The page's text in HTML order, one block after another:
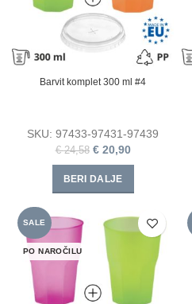
Barvit komplet 300 ml #4
SKU: 97433-97431-97439
€24,58 € 20,90
BERI DALJE
SALE
PO NAROČILU